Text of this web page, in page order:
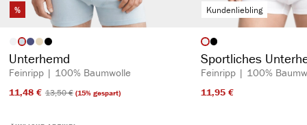
%
Artikelfarbe
Unterhemd
Feinripp | 100% Baumwolle
11,48 €​ 13,50 €​(15% gespart)
Kundenliebling
Artikelfarbe
Sportliches
Feinripp | 100%
11,95 €​